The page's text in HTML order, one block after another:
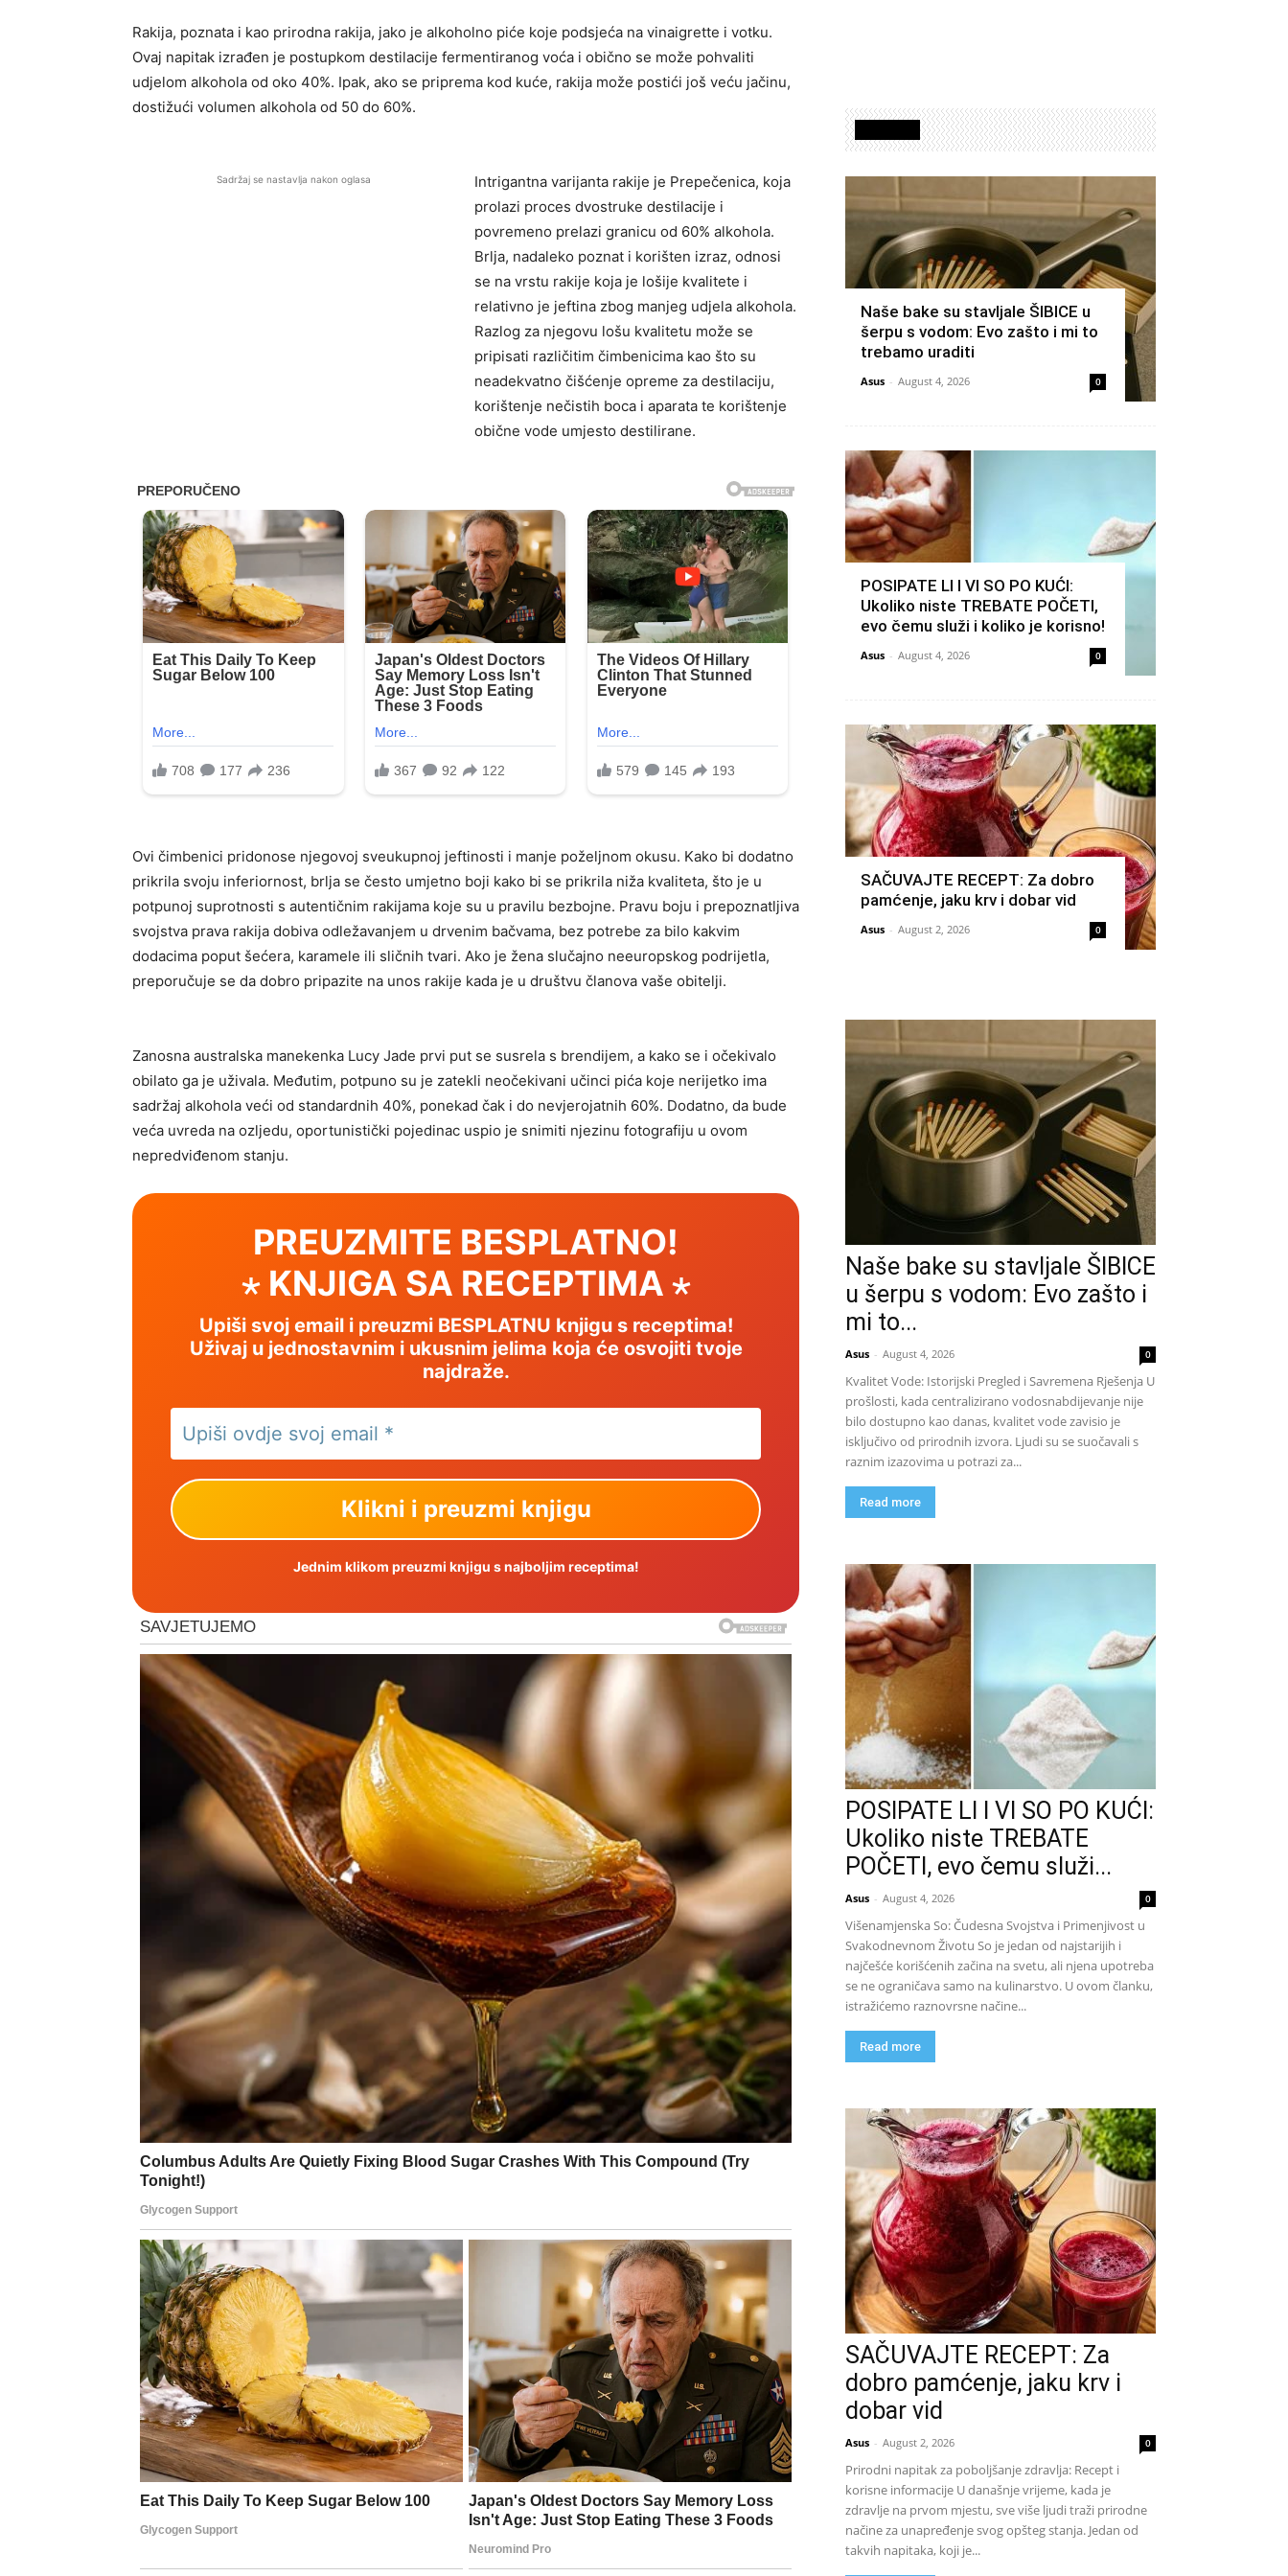
Rakija, poznata i kao prirodna rakija, jako je alkoholno piće koje podsjeća na vinaigrette i votku.
Ovaj napitak izrađen je postupkom destilacije fermentiranog voća i obično se može pohvaliti
udjelom alkohola od oko 40%. Ipak, ako se priprema kod kuće, rakija može postići još veću jačinu,
dostižući volumen alkohola od 50 do 60%.
Sadržaj se nastavlja nakon oglasa
Intrigantna varijanta rakije je Prepečenica, koja
prolazi proces dvostruke destilacije i
povremeno prelazi granicu od 60% alkohola.
Brlja, nadaleko poznat i korišten izraz, odnosi
se na vrstu rakije koja je lošije kvalitete i
relativno je jeftina zbog manjeg udjela alkohola.
Razlog za njegovu lošu kvalitetu može se
pripisati različitim čimbenicima kao što su
neadekvatno čišćenje opreme za destilaciju,
korištenje nečistih boca i aparata te korištenje
obične vode umjesto destilirane.
Ovi čimbenici pridonose njegovoj sveukupnoj jeftinosti i manje poželjnom okusu. Kako bi dodatno
prikrila svoju inferiornost, brlja se često umjetno boji kako bi se prikrila niža kvaliteta, što je u
potpunoj suprotnosti s autentičnim rakijama koje su u pravilu bezbojne. Pravu boju i prepoznatljiva
svojstva prava rakija dobiva odležavanjem u drvenim bačvama, bez potrebe za bilo kakvim
dodacima poput šećera, karamele ili sličnih tvari. Ako je žena slučajno neeuropskog podrijetla,
preporučuje se da dobro pripazite na unos rakije kada je u društvu članova vaše obitelji.
Zanosna australska manekenka Lucy Jade prvi put se susrela s brendijem, a kako se i očekivalo
obilato ga je uživala. Međutim, potpuno su je zatekli neočekivani učinci pića koje nerijetko ima
sadržaj alkohola veći od standardnih 40%, ponekad čak i do nevjerojatnih 60%. Dodatno, da bude
veća uvreda na ozljedu, oportunistički pojedinac uspio je snimiti njezinu fotografiju u ovom
nepredviđenom stanju.
PREUZMITE BESPLATNO!
⋆ KNJIGA SA RECEPTIMA ⋆
Upiši svoj email i preuzmi BESPLATNU knjigu s receptima!
Uživaj u jednostavnim i ukusnim jelima koja će osvojiti tvoje
najdraže.
Jednim klikom preuzmi knjigu s najboljim receptima!
Naše bake su stavljale ŠIBICE u
šerpu s vodom: Evo zašto i mi to
trebamo uraditi
Asus - August 4, 2026 0
POSIPATE LI I VI SO PO KUĆI:
Ukoliko niste TREBATE POČETI,
evo čemu služi i koliko je korisno!
Asus - August 4, 2026 0
SAČUVAJTE RECEPT: Za dobro
pamćenje, jaku krv i dobar vid
Asus - August 2, 2026 0
Naše bake su stavljale ŠIBICE
u šerpu s vodom: Evo zašto i
mi to...
Asus - August 4, 2026 0
Kvalitet Vode: Istorijski Pregled i Savremena Rješenja U
prošlosti, kada centralizirano vodosnabdijevanje nije
bilo dostupno kao danas, kvalitet vode zavisio je
isključivo od prirodnih izvora. Ljudi su se suočavali s
raznim izazovima u potrazi za...
Read more
POSIPATE LI I VI SO PO KUĆI:
Ukoliko niste TREBATE
POČETI, evo čemu služi...
Asus - August 4, 2026 0
Višenamjenska So: Čudesna Svojstva i Primenjivost u
Svakodnevnom Životu So je jedan od najstarijih i
najčešće korišćenih začina na svetu, ali njena upotreba
se ne ograničava samo na kulinarstvo. U ovom članku,
istražićemo raznovrsne načine...
Read more
SAČUVAJTE RECEPT: Za
dobro pamćenje, jaku krv i
dobar vid
Asus - August 2, 2026 0
Prirodni napitak za poboljšanje zdravlja: Recept i
korisne informacije U današnje vrijeme, kada je
zdravlje na prvom mjestu, sve više ljudi traži prirodne
načine za unapređenje svog opšteg stanja. Jedan od
takvih napitaka, koji je...